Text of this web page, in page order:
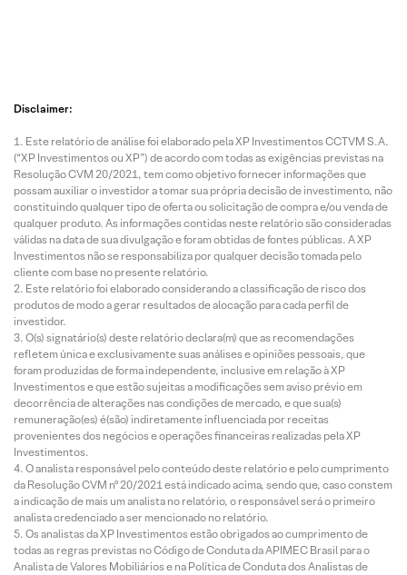
Disclaimer:
Este relatório de análise foi elaborado pela XP Investimentos CCTVM S.A.
(“XP Investimentos ou XP”) de acordo com todas as exigências previstas na
Resolução CVM 20/2021, tem como objetivo fornecer informações que
possam auxiliar o investidor a tomar sua própria decisão de investimento, não
constituindo qualquer tipo de oferta ou solicitação de compra e/ou venda de
qualquer produto. As informações contidas neste relatório são consideradas
válidas na data de sua divulgação e foram obtidas de fontes públicas. A XP
Investimentos não se responsabiliza por qualquer decisão tomada pelo
cliente com base no presente relatório.
Este relatório foi elaborado considerando a classificação de risco dos
produtos de modo a gerar resultados de alocação para cada perfil de
investidor.
O(s) signatário(s) deste relatório declara(m) que as recomendações
refletem única e exclusivamente suas análises e opiniões pessoais, que
foram produzidas de forma independente, inclusive em relação à XP
Investimentos e que estão sujeitas a modificações sem aviso prévio em
decorrência de alterações nas condições de mercado, e que sua(s)
remuneração(es) é(são) indiretamente influenciada por receitas
provenientes dos negócios e operações financeiras realizadas pela XP
Investimentos.
O analista responsável pelo conteúdo deste relatório e pelo cumprimento
da Resolução CVM nº 20/2021 está indicado acima, sendo que, caso constem
a indicação de mais um analista no relatório, o responsável será o primeiro
analista credenciado a ser mencionado no relatório.
Os analistas da XP Investimentos estão obrigados ao cumprimento de
todas as regras previstas no Código de Conduta da APIMEC Brasil para o
Analista de Valores Mobiliários e na Política de Conduta dos Analistas de